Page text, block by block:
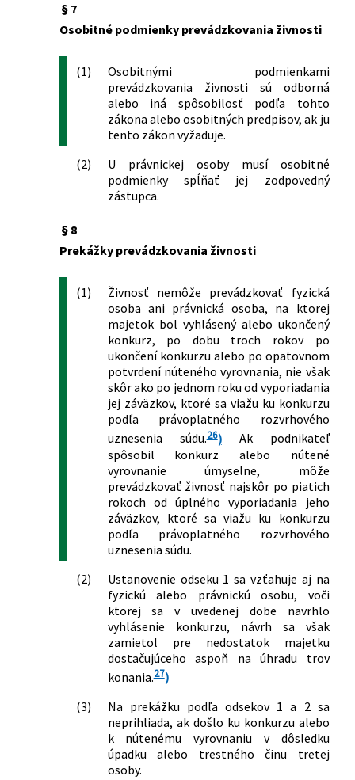
a o zmene a doplnení niektorých
zákonov
347/2004 Z. z.
č. 455/1991 Zb. o živnostenskom
podnikaní (živnostenský zákon) v znení
neskorších predpisov a o zmene a
doplnení niektorých zákonov
350/2004 Z. z.
Zákon, ktorým sa mení a dopĺňa zákon
č. 455/1991 Zb. o živnostenskom
podnikaní (živnostenský zákon) v znení
neskorších predpisov a o zmene a
365/2004 Z. z.
niektorých oblastiach a o ochrane pred
niektorých zákonov (antidiskriminačný
zákon)
420/2004 Z. z.
Zákon o mediácii a o doplnení
niektorých zákonov
533/2004 Z. z.
Zákon, ktorým sa mení a dopĺňa zákon
Slovenskej národnej rady č. 51/1988 Zb.
o banskej činnosti, výbušninách a o
štátnej banskej správe v znení
neskorších predpisov a o zmene a
doplnení niektorých zákonov
544/2004 Z. z.
Zákon, ktorým sa mení a dopĺňa zákon
č. 143/1998 Z. z. o civilnom letectve
(letecký zákon) a o zmene a doplnení
niektorých zákonov v znení neskorších
predpisov a o zmene zákona č.
455/1991 Zb. o živnostenskom
neskorších predpisov
578/2004 Z. z.
Zákon o poskytovateľoch zdravotnej
starostlivosti, zdravotníckych
pracovníkoch, stavovských
organizáciách v zdravotníctve a o
zmene a doplnení niektorých zákonov
624/2004 Z. z.
Zákon, ktorým sa mení a dopĺňa zákon
Slovenskej národnej rady č. 138/1992
Zb. o autorizovaných architektoch a
autorizovaných stavebných inžinieroch
v znení neskorších predpisov a o zmene
a doplnení zákona č. 455/1991 Zb. o
§ 7
Osobitné podmienky prevádzkovania živnosti
(1)
Osobitnými podmienkami
prevádzkovania živnosti sú odborná
alebo iná spôsobilosť podľa tohto
zákona alebo osobitných predpisov, ak ju
tento zákon vyžaduje.
(2)
U právnickej osoby musí osobitné
podmienky spĺňať jej zodpovedný
zástupca.
§ 8
Prekážky prevádzkovania živnosti
(1)
Živnosť nemôže prevádzkovať fyzická
osoba ani právnická osoba, na ktorej
majetok bol vyhlásený alebo ukončený
konkurz, po dobu troch rokov po
ukončení konkurzu alebo po opätovnom
potvrdení núteného vyrovnania, nie však
skôr ako po jednom roku od vyporiadania
jej záväzkov, ktoré sa viažu ku konkurzu
podľa právoplatného rozvrhového
uznesenia súdu.26)Ak podnikateľ
spôsobil konkurz alebo nútené
vyrovnanie úmyselne, môže
prevádzkovať živnosť najskôr po piatich
rokoch od úplného vyporiadania jeho
záväzkov, ktoré sa viažu ku konkurzu
podľa právoplatného rozvrhového
uznesenia súdu.
(2)
Ustanovenie odseku 1 sa vzťahuje aj na
fyzickú alebo právnickú osobu, voči
ktorej sa v uvedenej dobe navrhlo
vyhlásenie konkurzu, návrh sa však
zamietol pre nedostatok majetku
dostačujúceho aspoň na úhradu trov
konania.27)
(3)
Na prekážku podľa odsekov 1 a 2 sa
neprihliada, ak došlo ku konkurzu alebo
k nútenému vyrovnaniu v dôsledku
úpadku alebo trestného činu tretej
osoby.